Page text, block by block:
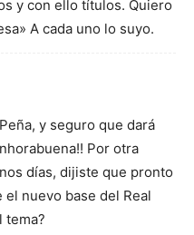
y con ello títulos. Quiero
A cada uno lo suyo.
y seguro que dará
Por otra
días, dijiste que pronto
el nuevo base del Real
tema?